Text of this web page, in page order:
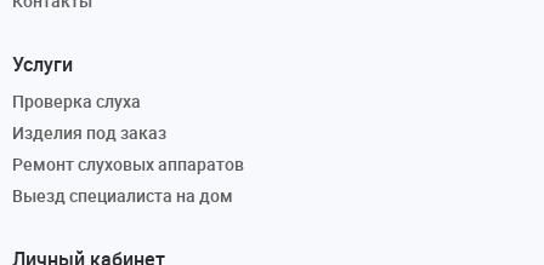
Услуги
Проверка слуха
Изделия под заказ
Ремонт слуховых аппаратов
Выезд специалиста на дом
Личный кабинет